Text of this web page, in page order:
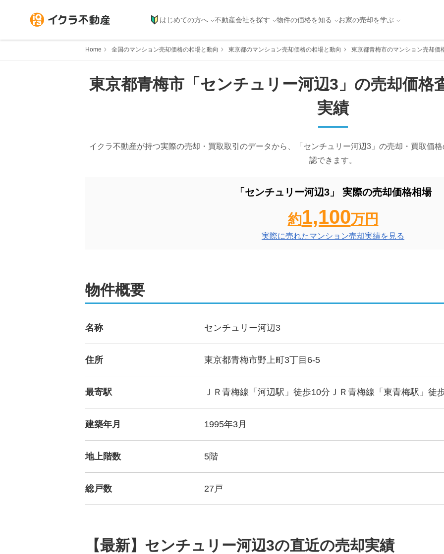
はじめての方へ 不動産会社を探す 物件の価格を知る お家の売却を学ぶ
Home 全国のマンション売却価格の相場と動向 東京都のマンション売却価格の相場と動向 東京都青梅市のマンション売却価
東京都青梅市「 センチュリー河辺3 」の売却価格
実績
イクラ不動産が持つ実際の売却・買取取引のデータから、「 センチュリー河辺3」の売却・買取価
認できます。
「 センチュリー河辺3」 実際の売却価格相場
約1,100万円
実際に売れたマンション売却実績を見る
物件概要
名称 センチュリー河辺3
住所 東京都青梅市野上町3丁目6-5
最寄駅 ＪＲ青梅線「河辺駅」徒歩10分ＪＲ青梅線「東青梅駅」徒
建築年月 1995年3月
地上階数 5階
総戸数 27戸
【最新】センチュリー河辺3の直近の売却実績